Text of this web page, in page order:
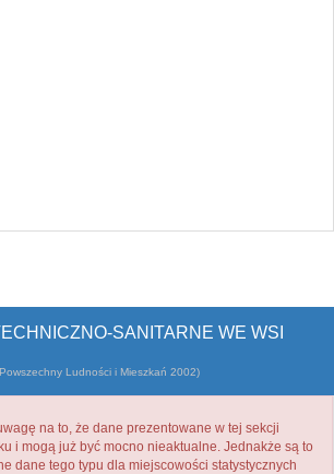
SANITARNE WE WSI
Ludności i Mieszkań 2002)
na to, że dane prezentowane w tej sekcji
i mogą już być mocno nieaktualne. Jednakże są to
dane tego typu dla miejscowości statystycznych